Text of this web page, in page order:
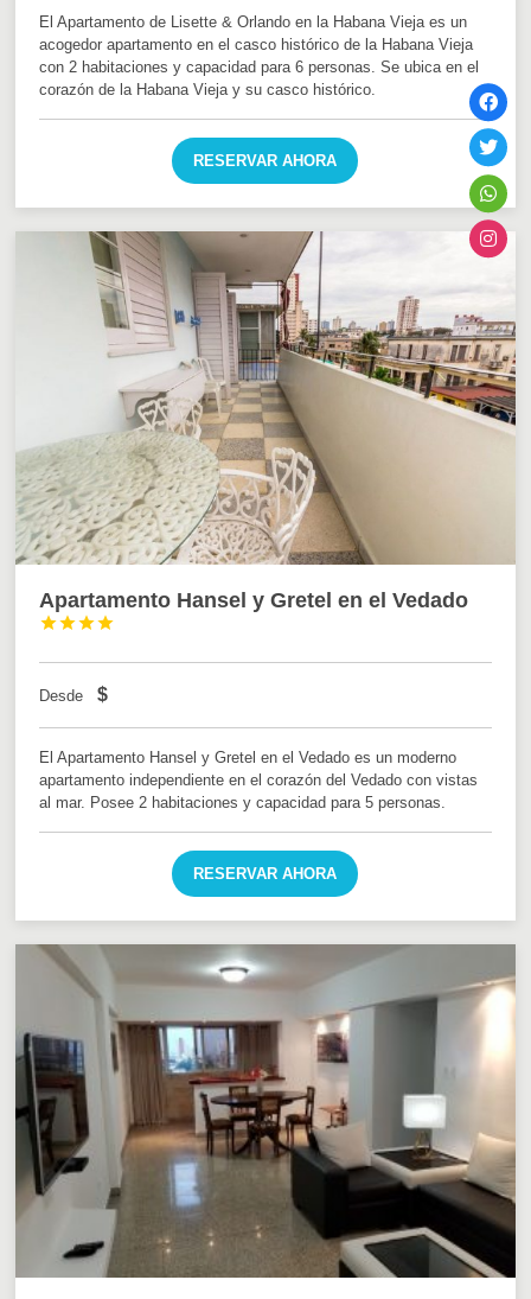
El Apartamento de Lisette & Orlando en la Habana Vieja es un
acogedor apartamento en el casco histórico de la Habana Vieja
con 2 habitaciones y capacidad para 6 personas. Se ubica en el
corazón de la Habana Vieja y su casco histórico.
RESERVAR AHORA
Apartamento Hansel y Gretel en el Vedado




Desde $
El Apartamento Hansel y Gretel en el Vedado es un moderno
apartamento independiente en el corazón del Vedado con vistas
al mar. Posee 2 habitaciones y capacidad para 5 personas.
RESERVAR AHORA